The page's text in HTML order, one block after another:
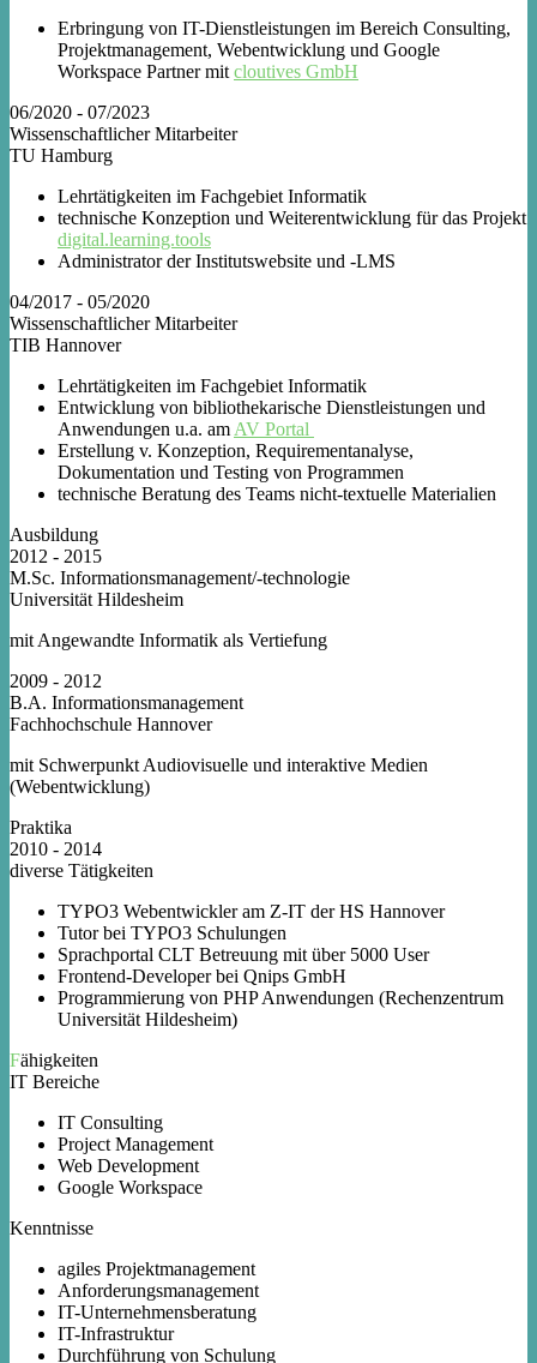
Erbringung von IT-Dienstleistungen im Bereich Consulting,
Projektmanagement, Webentwicklung und Google
Workspace Partner mitcloutives GmbH
06/2020 - 07/2023
Wissenschaftlicher Mitarbeiter
TU Hamburg
Lehrtätigkeiten im Fachgebiet Informatik
technische Konzeption und Weiterentwicklung für das Projekt
digital.learning.tools
Administrator der Institutswebsite und -LMS
04/2017 - 05/2020
Wissenschaftlicher Mitarbeiter
TIB Hannover
Lehrtätigkeiten im Fachgebiet Informatik
Entwicklung von bibliothekarische Dienstleistungen und
Anwendungen u.a. amAV Portal
Erstellung v. Konzeption, Requirementanalyse,
Dokumentation und Testing von Programmen
technische Beratung des Teams nicht-textuelle Materialien
Ausbildung
2012 - 2015
M.Sc. Informationsmanagement/-technologie
Universität Hildesheim
mit Angewandte Informatik als Vertiefung
2009 - 2012
B.A. Informationsmanagement
Fachhochschule Hannover
mit Schwerpunkt Audiovisuelle und interaktive Medien
(Webentwicklung)
Praktika
2010 - 2014
diverse Tätigkeiten
TYPO3 Webentwickler am Z-IT der HS Hannover
Tutor bei TYPO3 Schulungen
Sprachportal CLT Betreuung mit über 5000 User
Frontend-Developer bei Qnips GmbH
Programmierung von PHP Anwendungen (Rechenzentrum
Universität Hildesheim)
Fähigkeiten
IT Bereiche
IT Consulting
Project Management
Web Development
Google Workspace
Kenntnisse
agiles Projektmanagement
Anforderungsmanagement
IT-Unternehmensberatung
IT-Infrastruktur
Durchführung von Schulung